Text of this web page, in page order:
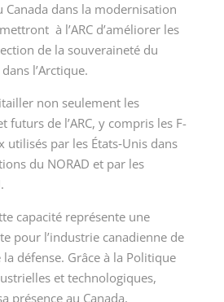
Canada dans la modernisation
à l’ARC d’améliorer les
de la souveraineté du
l’Arctique.
non seulement les
futurs de l’ARC, y compris les F-
utilisés par les États‑Unis dans
du NORAD et par les
capacité représente une
pour l’industrie canadienne de
la défense. Grâce à la Politique
et technologiques,
présence au Canada,